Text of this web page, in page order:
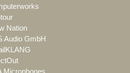
Nation
Audio GmbH
Microphones